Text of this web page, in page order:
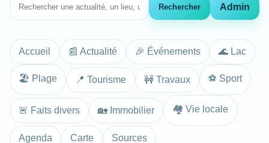
Rechercher Admin
Accueil 📰 Actualité 🎉 Événements 🌊 Lac
🏖️ Plage 📍 Tourisme 🚧 Travaux ⚽ Sport
🚨 Faits divers 🏡 Immobilier 🏘️ Vie locale
Agenda Carte Sources